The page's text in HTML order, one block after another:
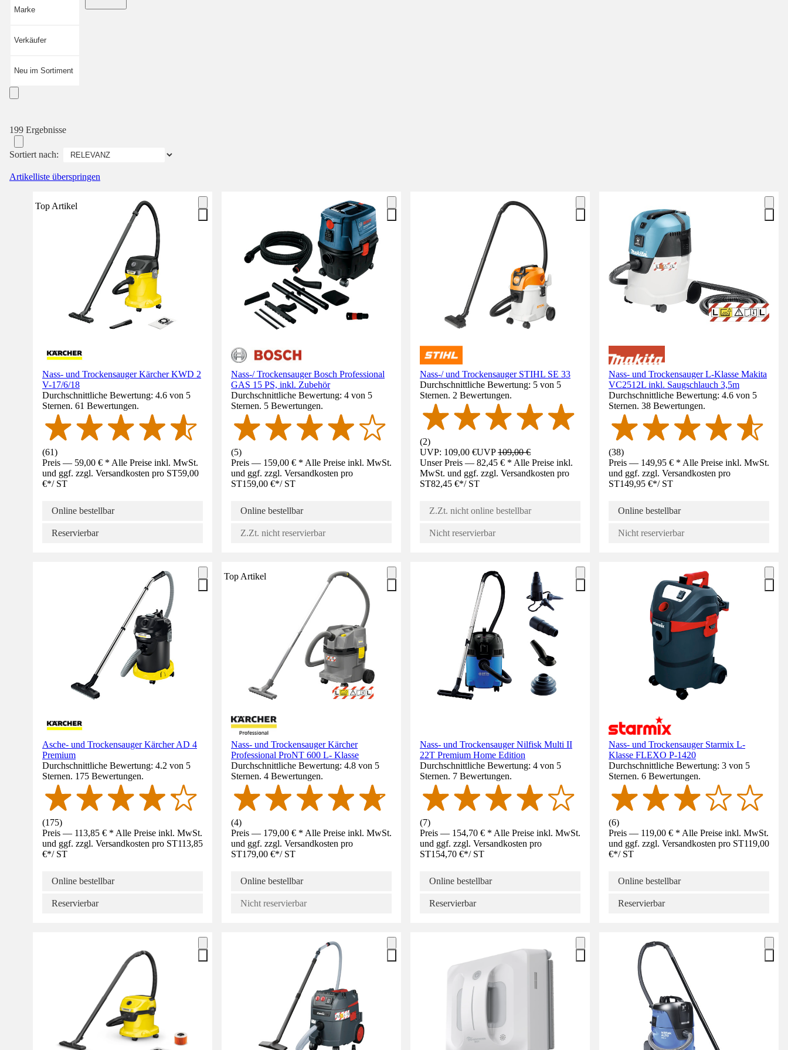
Marke
Verkäufer
Neu im Sortiment
199 Ergebnisse
Sortiert nach:
Artikelliste überspringen
Top Artikel
Nass- und Trockensauger Kärcher KWD 2
V-17/6/18
Durchschnittliche Bewertung: 4.6 von 5
Sternen. 61 Bewertungen.
(61)
Preis — 59,00 € * Alle Preise inkl. MwSt.
und ggf. zzgl. Versandkosten pro ST59,00
€*/ ST
Online bestellbar
Reservierbar
Nass-/ Trockensauger Bosch Professional
GAS 15 PS, inkl. Zubehör
Durchschnittliche Bewertung: 4 von 5
Sternen. 5 Bewertungen.
(5)
Preis — 159,00 € * Alle Preise inkl. MwSt.
und ggf. zzgl. Versandkosten pro
ST159,00 €*/ ST
Online bestellbar
Z.Zt. nicht reservierbar
Nass-/ und Trockensauger STIHL SE 33
Durchschnittliche Bewertung: 5 von 5
Sternen. 2 Bewertungen.
(2)
UVP: 109,00 €UVP109,00 €
Unser Preis — 82,45 € * Alle Preise inkl.
MwSt. und ggf. zzgl. Versandkosten pro
ST82,45 €*/ ST
Z.Zt. nicht online bestellbar
Nicht reservierbar
Nass- und Trockensauger L-Klasse Makita
VC2512L inkl. Saugschlauch 3,5m
Durchschnittliche Bewertung: 4.6 von 5
Sternen. 38 Bewertungen.
(38)
Preis — 149,95 € * Alle Preise inkl. MwSt.
und ggf. zzgl. Versandkosten pro
ST149,95 €*/ ST
Online bestellbar
Nicht reservierbar
Asche- und Trockensauger Kärcher AD 4
Premium
Durchschnittliche Bewertung: 4.2 von 5
Sternen. 175 Bewertungen.
(175)
Preis — 113,85 € * Alle Preise inkl. MwSt.
und ggf. zzgl. Versandkosten pro ST113,85
€*/ ST
Online bestellbar
Reservierbar
Top Artikel
Nass- und Trockensauger Kärcher
Professional ProNT 600 L- Klasse
Durchschnittliche Bewertung: 4.8 von 5
Sternen. 4 Bewertungen.
(4)
Preis — 179,00 € * Alle Preise inkl. MwSt.
und ggf. zzgl. Versandkosten pro
ST179,00 €*/ ST
Online bestellbar
Nicht reservierbar
Nass- und Trockensauger Nilfisk Multi II
22T Premium Home Edition
Durchschnittliche Bewertung: 4 von 5
Sternen. 7 Bewertungen.
(7)
Preis — 154,70 € * Alle Preise inkl. MwSt.
und ggf. zzgl. Versandkosten pro
ST154,70 €*/ ST
Online bestellbar
Reservierbar
Nass- und Trockensauger Starmix L-
Klasse FLEXO P-1420
Durchschnittliche Bewertung: 3 von 5
Sternen. 6 Bewertungen.
(6)
Preis — 119,00 € * Alle Preise inkl. MwSt.
und ggf. zzgl. Versandkosten pro ST119,00
€*/ ST
Online bestellbar
Reservierbar